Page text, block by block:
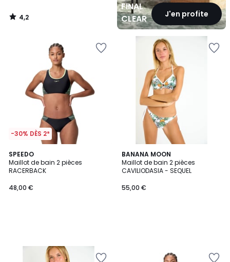
4,2
/
FINAL
CLEARANCEJ'en profite
-30% DÈS 2*
SPEEDO
Maillot de bain 2 pièces
RACERBACK
48,00 €
BANANA MOON
Maillot de bain 2 pièces
CAVILIODASIA - SEQUEL
55,00 €